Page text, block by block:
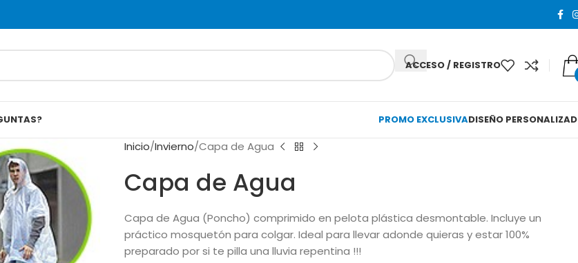
ACCESO / REGISTRO
PROMO EXCLUSIVADISEÑO
Inicio Invierno Capa de Agua
Capa de Agua
Capa de Agua (Poncho) comprimido en pelota plástica desmontable. Incluye un
práctico mosquetón para colgar. Ideal para llevar adonde quieras y estar 100%
preparado por si te pilla una lluvia repentina !!!